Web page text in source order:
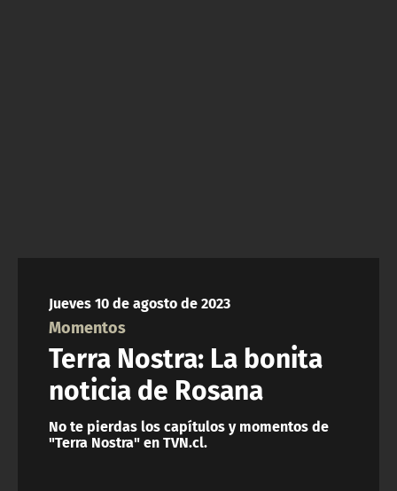
Jueves 10 de agosto de 2023
Momentos
Terra Nostra: La bonita
noticia de Rosana
No te pierdas los capítulos y momentos de
"Terra Nostra" en TVN.cl.